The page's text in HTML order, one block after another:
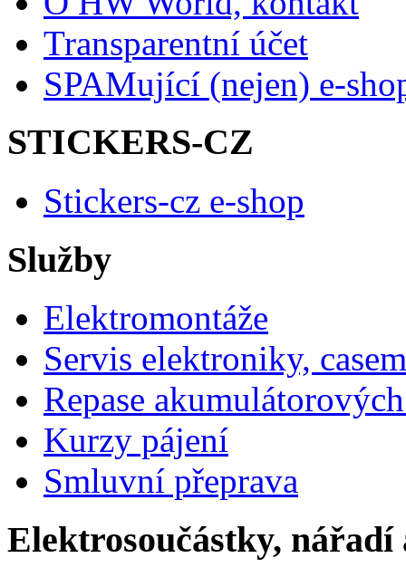
Transparentní účet
SPAMující (nejen) e-
STICKERS-CZ
Stickers-cz e-shop
Služby
Elektromontáže
Servis elektroniky,
Repase
Kurzy pájení
Smluvní přeprava
Elektrosoučástky, nářadí